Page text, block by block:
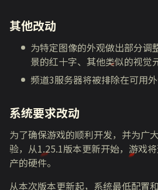
其他改动
为特定图像的外观做出部分调
景的红十字、其他类似的视觉
频道3服务器将被排除在可用外
系统要求改动
为了确保游戏的顺利开发，并为广
验，从1.25.1版本更新开始，游戏
产的硬件。
从本次版本更新起，系统最低配置